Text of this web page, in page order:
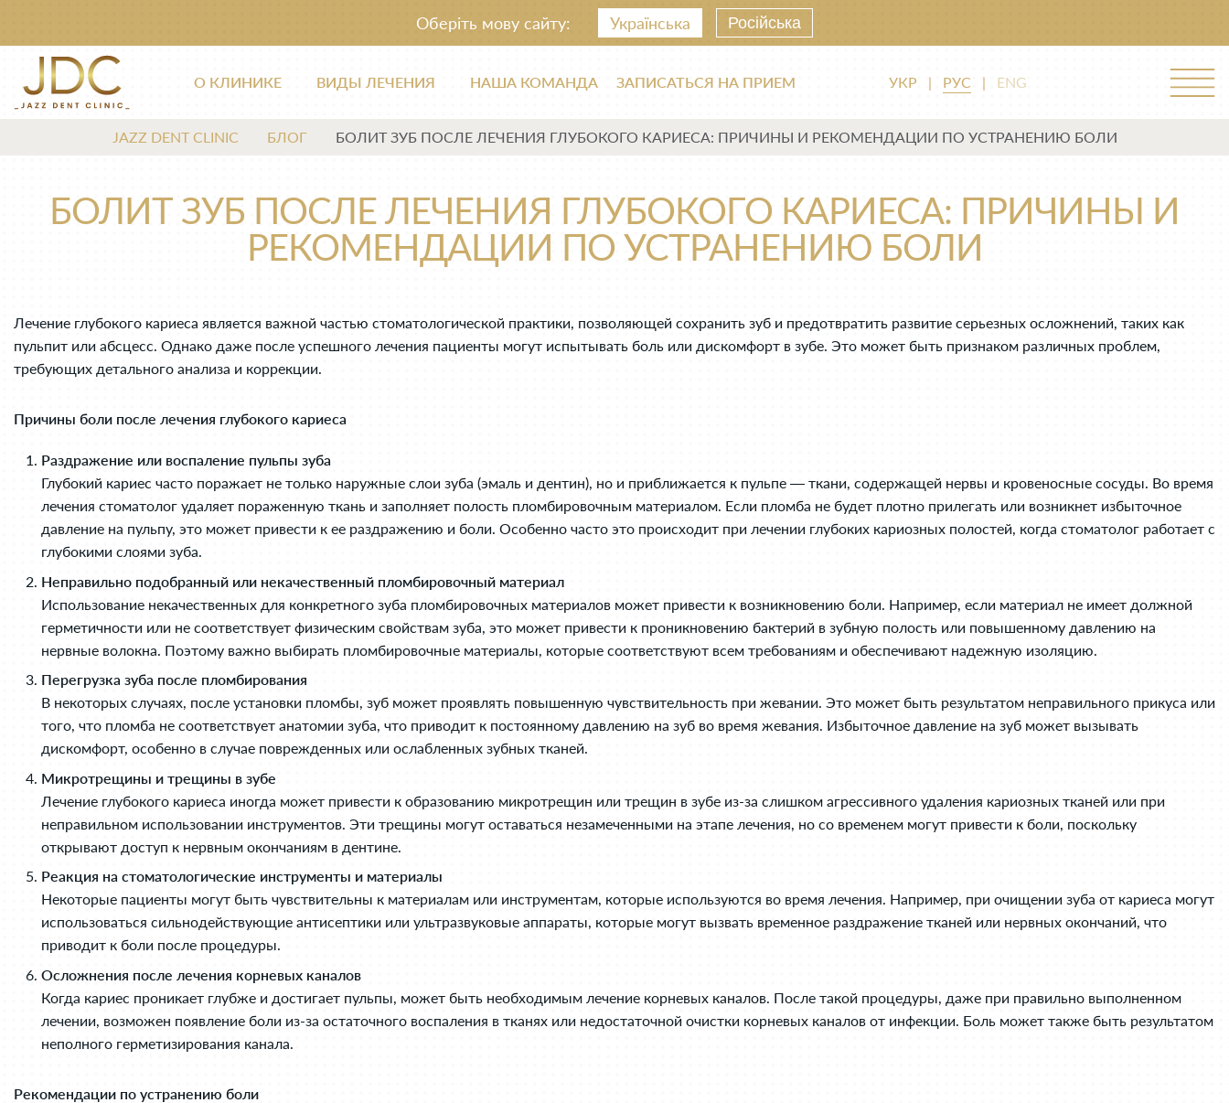
Оберіть мову сайту: Українська Російська
О КЛИНИКЕ ВИДЫ ЛЕЧЕНИЯ НАША КОМАНДА ЗАПИСАТЬСЯ НА ПРИЕМ УКР | РУС | ENG
JAZZ DENT CLINIC БЛОГ БОЛИТ ЗУБ ПОСЛЕ ЛЕЧЕНИЯ ГЛУБОКОГО КАРИЕСА: ПРИЧИНЫ И РЕКОМЕНДАЦИИ ПО УСТРАНЕНИЮ БОЛИ
БОЛИТ ЗУБ ПОСЛЕ ЛЕЧЕНИЯ ГЛУБОКОГО КАРИЕСА: ПРИЧИНЫ И
РЕКОМЕНДАЦИИ ПО УСТРАНЕНИЮ БОЛИ
Лечение глубокого кариеса является важной частью стоматологической практики, позволяющей сохранить зуб и предотвратить развитие серьезных осложнений, таких как
пульпит или абсцесс. Однако даже после успешного лечения пациенты могут испытывать боль или дискомфорт в зубе. Это может быть признаком различных проблем,
требующих детального анализа и коррекции.
Причины боли после лечения глубокого кариеса
Раздражение или воспаление пульпы зуба
Глубокий кариес часто поражает не только наружные слои зуба (эмаль и дентин), но и приближается к пульпе — ткани, содержащей нервы и кровеносные сосуды. Во время
лечения стоматолог удаляет пораженную ткань и заполняет полость пломбировочным материалом. Если пломба не будет плотно прилегать или возникнет избыточное
давление на пульпу, это может привести к ее раздражению и боли. Особенно часто это происходит при лечении глубоких кариозных полостей, когда стоматолог работает с
глубокими слоями зуба.
Неправильно подобранный или некачественный пломбировочный материал
Использование некачественных для конкретного зуба пломбировочных материалов может привести к возникновению боли. Например, если материал не имеет должной
герметичности или не соответствует физическим свойствам зуба, это может привести к проникновению бактерий в зубную полость или повышенному давлению на
нервные волокна. Поэтому важно выбирать пломбировочные материалы, которые соответствуют всем требованиям и обеспечивают надежную изоляцию.
Перегрузка зуба после пломбирования
В некоторых случаях, после установки пломбы, зуб может проявлять повышенную чувствительность при жевании. Это может быть результатом неправильного прикуса или
того, что пломба не соответствует анатомии зуба, что приводит к постоянному давлению на зуб во время жевания. Избыточное давление на зуб может вызывать
дискомфорт, особенно в случае поврежденных или ослабленных зубных тканей.
Микротрещины и трещины в зубе
Лечение глубокого кариеса иногда может привести к образованию микротрещин или трещин в зубе из-за слишком агрессивного удаления кариозных тканей или при
неправильном использовании инструментов. Эти трещины могут оставаться незамеченными на этапе лечения, но со временем могут привести к боли, поскольку
открывают доступ к нервным окончаниям в дентине.
Реакция на стоматологические инструменты и материалы
Некоторые пациенты могут быть чувствительны к материалам или инструментам, которые используются во время лечения. Например, при очищении зуба от кариеса могут
использоваться сильнодействующие антисептики или ультразвуковые аппараты, которые могут вызвать временное раздражение тканей или нервных окончаний, что
приводит к боли после процедуры.
Осложнения после лечения корневых каналов
Когда кариес проникает глубже и достигает пульпы, может быть необходимым лечение корневых каналов. После такой процедуры, даже при правильно выполненном
лечении, возможен появление боли из-за остаточного воспаления в тканях или недостаточной очистки корневых каналов от инфекции. Боль может также быть результатом
неполного герметизирования канала.
Рекомендации по устранению боли